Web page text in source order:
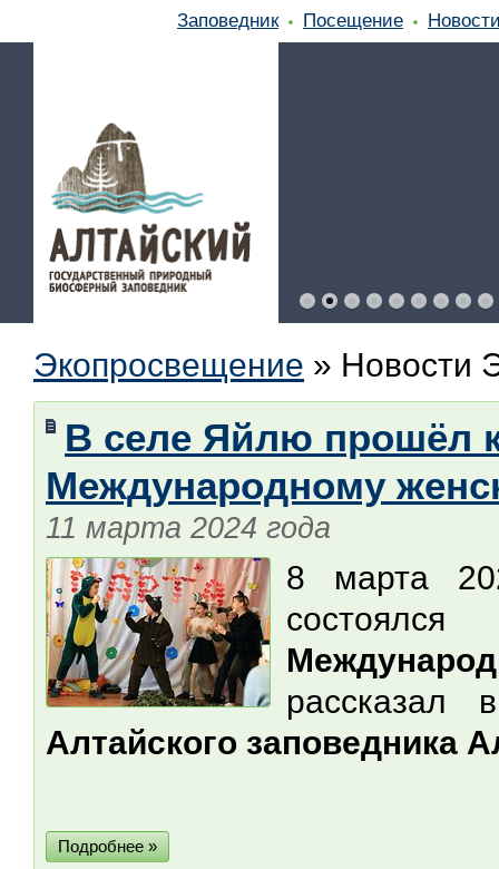
Заповедник Посещение
Экопросвещение » Новости
В селе Яйлю прошёл
Международному
11 марта 2024 года
8 марта
рассказал
Алтайского заповедника
Подробнее »